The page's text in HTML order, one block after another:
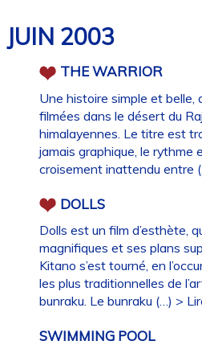
JUIN 2003
THE WARRIOR
Une histoire simple et belle,
filmées dans le désert du
himalayennes. Le titre est
jamais graphique, le
croisement inattendu entre
DOLLS
Dolls est un film d’esthète,
magnifiques et ses plans
Kitano s’est tourné, en
les plus traditionnelles de
bunraku. Le bunraku (…) >
SWIMMING POOL